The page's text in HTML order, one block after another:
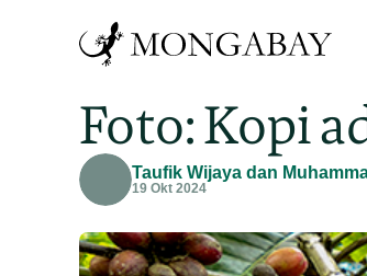
Foto: Kopi
Taufik Wijaya dan
19 Okt 2024